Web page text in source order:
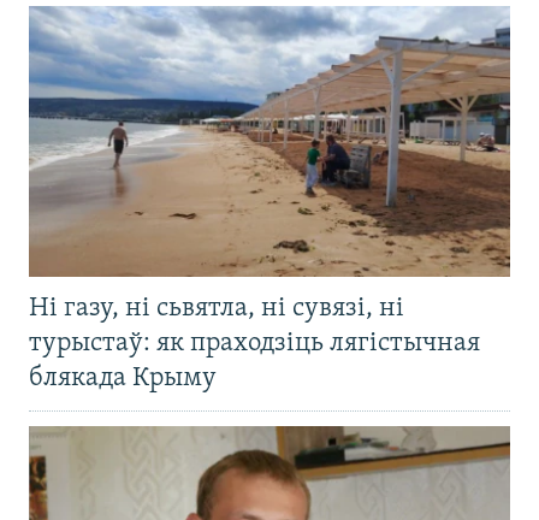
Ні газу, ні сьвятла, ні сувязі, ні
турыстаў: як праходзіць лягістычная
блякада Крыму